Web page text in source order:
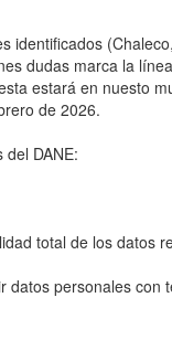
identificados
dudas marca la
estará en nuesto
de 2026.
del DANE:
total de los datos
datos personales con